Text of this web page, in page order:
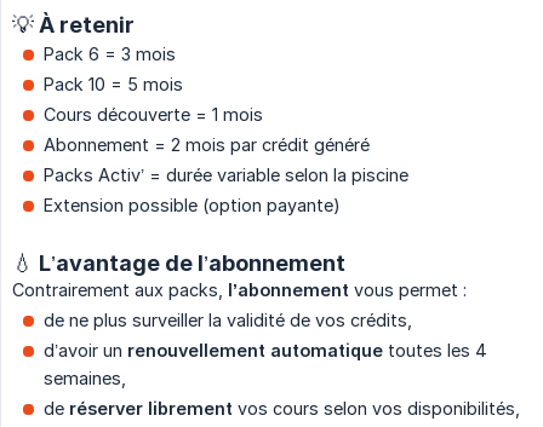
💡 À retenir
Pack 6 = 3 mois
Pack 10 = 5 mois
Cours découverte = 1 mois
Abonnement = 2 mois par crédit généré
Packs Activ’ = durée variable selon la piscine
Extension possible (option payante)
💧 L’avantage de l’abonnement
Contrairement aux packs, l’abonnement vous permet :
de ne plus surveiller la validité de vos crédits,
d’avoir un renouvellement automatique toutes les 4
semaines,
de réserver librement vos cours selon vos disponibilités,